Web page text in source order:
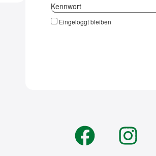
Kennwort
Eingeloggt bleiben